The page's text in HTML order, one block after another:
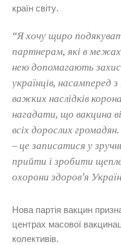
країн світу.
“Я хочу щиро
партнерам, які в межах
нею допомагають
українців, насамперед
важких наслідків
нагадати, що вакцина
всіх дорослих
– це записатися у
прийти і зробити
охорони здоров’я
Нова партія вакцин
центрах масової
колективів.